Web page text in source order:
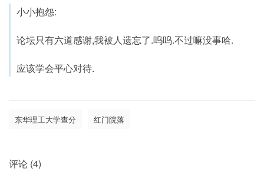
小小抱怨:
论坛只有六道感谢,我被人遗忘了.呜呜.不过嘛没事哈.
应该学会平心对待.
东华理工大学查分 红门院落
评论 (4)